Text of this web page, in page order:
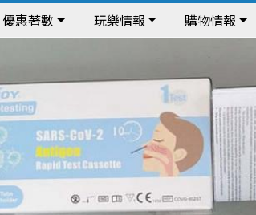
優惠著數 玩樂情報 購物情報